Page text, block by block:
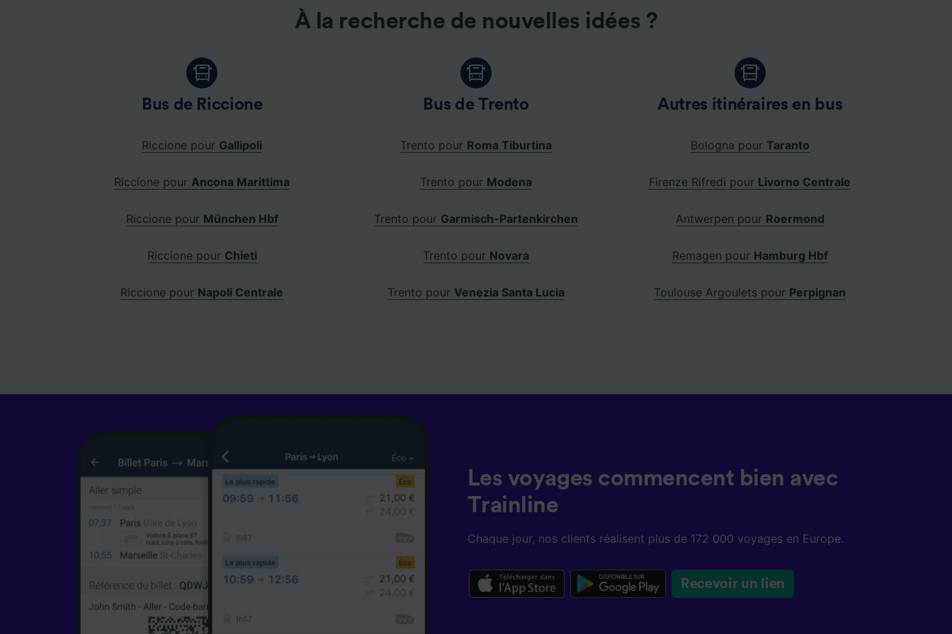
À la recherche de nouvelles idées ?
Bus de Riccione
Riccione pour Gallipoli
Riccione pourAncona Marittima
Riccione pour München Hbf
Riccione pour Chieti
Riccione pour Napoli Centrale
Bus de Trento
Trento pour Roma Tiburtina
Trento pour Modena
Trento pour Garmisch-Partenkirchen
Trento pour Novara
Trento pour Venezia Santa Lucia
Autres itinéraires en bus
Bologna pour Taranto
Firenze Rifredi pour Livorno Centrale
Antwerpen pour Roermond
Remagen pour Hamburg Hbf
Toulouse Argoulets pour Perpignan
Les voyages commencent bien avec
Trainline
Chaque jour, nos clients réalisent plus de 172 000 voyages en Europe.
Recevoir un lien